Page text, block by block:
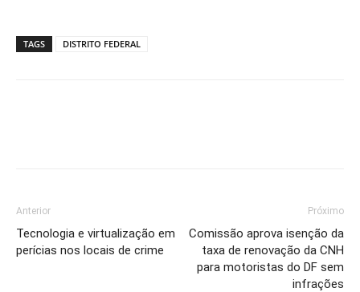
TAGS DISTRITO FEDERAL
Anterior
Tecnologia e virtualização em
perícias nos locais de crime
Próximo
Comissão aprova isenção da
taxa de renovação da CNH
para motoristas do DF sem
infrações